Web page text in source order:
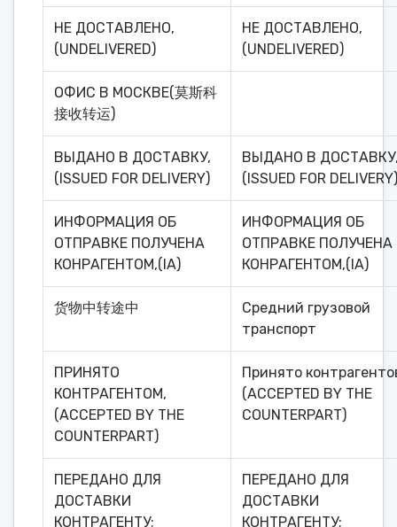
НЕ ДОСТАВЛЕНО,
(UNDELIVERED)
НЕ ДОСТАВЛЕНО,
(UNDELIVERED)
ОФИС В МОСКВЕ(莫斯科
接收转运)
ВЫДАНО В ДОСТАВКУ,
(ISSUED FOR DELIVERY)
ВЫДАНО В
(ISSUED FOR DELIVERY)
ИНФОРМАЦИЯ ОБ
ОТПРАВКЕ ПОЛУЧЕНА
КОНРАГЕНТОМ,(IA)
ИНФОРМАЦИЯ ОБ
ОТПРАВКЕ ПОЛУЧЕНА
КОНРАГЕНТОМ,(IA)
货物中转途中
Средний грузовой
транспорт
ПРИНЯТО
КОНТРАГЕНТОМ,
(ACCEPTED BY THE
COUNTERPART)
Принято
(ACCEPTED BY THE
COUNTERPART)
ПЕРЕДАНО ДЛЯ
ДОСТАВКИ
КОНТРАГЕНТУ;
ПЕРЕДАНО ДЛЯ
ДОСТАВКИ
КОНТРАГЕНТУ;